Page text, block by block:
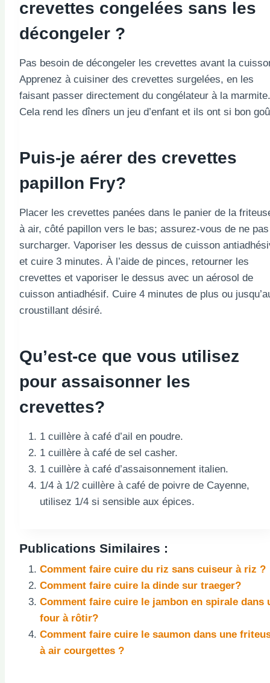
crevettes congelées sans les
décongeler ?
Pas besoin de décongeler les crevettes avant la
Apprenez à cuisiner des crevettes surgelées, en les
faisant passer directement du congélateur à la marmite.
Cela rend les dîners un jeu d’enfant et ils ont si bon
Puis-je aérer des crevettes
papillon Fry?
Placer les crevettes panées dans le panier de la
à air, côté papillon vers le bas; assurez-vous de ne pas
surcharger. Vaporiser les dessus de cuisson
et cuire 3 minutes. À l’aide de pinces, retourner les
crevettes et vaporiser le dessus avec un aérosol de
cuisson antiadhésif. Cuire 4 minutes de plus ou
croustillant désiré.
Qu’est-ce que vous utilisez
pour assaisonner les
crevettes?
1 cuillère à café d’ail en poudre.
1 cuillère à café de sel casher.
1 cuillère à café d’assaisonnement italien.
1/4 à 1/2 cuillère à café de poivre de Cayenne,
utilisez 1/4 si sensible aux épices.
Publications Similaires :
Comment faire cuire du riz sans cuiseur à riz ?
Comment faire cuire la dinde sur traeger?
Comment faire cuire le jambon en spirale dans
four à rôtir?
Comment faire cuire le saumon dans une
à air courgettes ?